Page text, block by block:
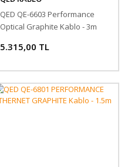
QED QE-6603 Performance
Optical Graphite Kablo - 3m
5.315,00 TL